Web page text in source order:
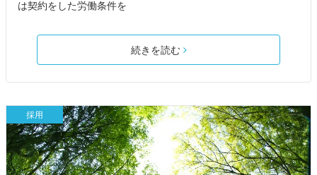
は契約をした労働条件を
続きを読む
採用